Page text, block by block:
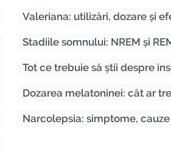
Valeriana: utilizări, dozare și
Stadiile somnului: NREM și
Tot ce trebuie să știi despre
Dozarea melatoninei: cât ar
Narcolepsia: simptome,